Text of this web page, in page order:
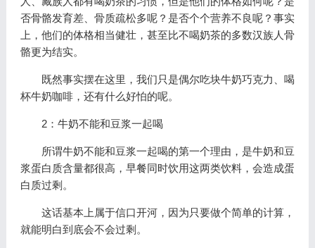
否骨骼发育差、骨质疏松多呢？是否个个营养不良呢？事实
上，他们的体格相当健壮，甚至比不喝奶茶的多数汉族人骨
骼更为结实。
既然事实摆在这里，我们只是偶尔吃块牛奶巧克力、喝
杯牛奶咖啡，还有什么好怕的呢。
2：牛奶不能和豆浆一起喝
所谓牛奶不能和豆浆一起喝的第一个理由，是牛奶和豆
浆蛋白质含量都很高，早餐同时饮用这两类饮料，会造成蛋
白质过剩。
这话基本上属于信口开河，因为只要做个简单的计算，
就能明白到底会不会过剩。